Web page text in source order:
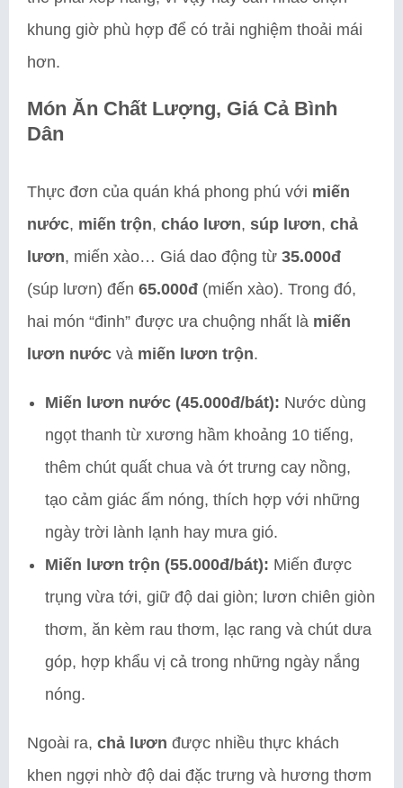
khung giờ phù hợp để có trải nghiệm thoải mái
hơn.
Món Ăn Chất Lượng, Giá Cả Bình
Dân
Thực đơn của quán khá phong phú với miến
nước, miến trộn, cháo lươn, súp lươn, chả
lươn, miến xào… Giá dao động từ 35.000đ
(súp lươn) đến 65.000đ (miến xào). Trong đó,
hai món “đinh” được ưa chuộng nhất là miến
lươn nước và miến lươn trộn.
Miến lươn nước (45.000đ/bát): Nước dùng
ngọt thanh từ xương hầm khoảng 10 tiếng,
thêm chút quất chua và ớt trưng cay nồng,
tạo cảm giác ấm nóng, thích hợp với những
ngày trời lành lạnh hay mưa gió.
Miến lươn trộn (55.000đ/bát): Miến được
trụng vừa tới, giữ độ dai giòn; lươn chiên giòn
thơm, ăn kèm rau thơm, lạc rang và chút dưa
góp, hợp khẩu vị cả trong những ngày nắng
nóng.
Ngoài ra, chả lươn được nhiều thực khách
khen ngợi nhờ độ dai đặc trưng và hương thơm